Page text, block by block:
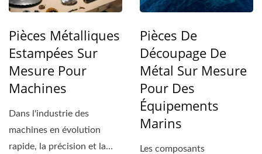
Pièces Métalliques
Estampées Sur
Mesure Pour
Machines
Dans l'industrie des
machines en évolution
rapide, la précision et la
Pièces De
Découpage De
Métal Sur Mesure
Pour Des
Équipements
Marins
Les composants